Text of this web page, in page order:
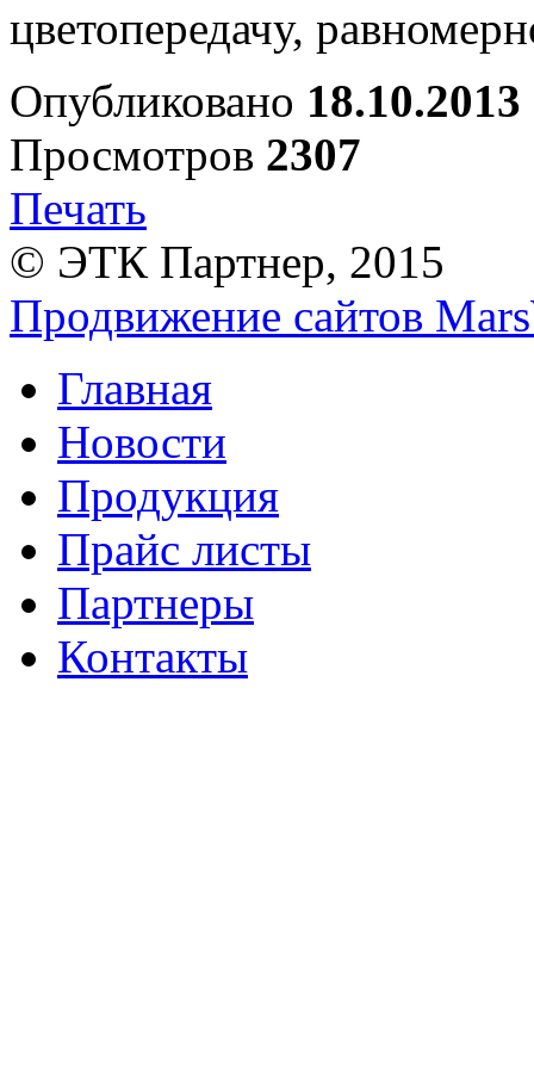
цветопередачу,
Опубликовано 18.10.2013
Просмотров 2307
Печать
© ЭТК Партнер, 2015
Продвижение сайтов
Главная
Новости
Продукция
Прайс листы
Партнеры
Контакты